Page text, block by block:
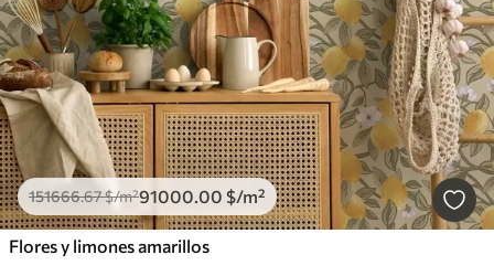
151666.67$/m²91000.00 $/m²
Flores y limones amarillos